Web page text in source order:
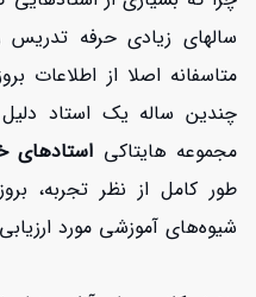
سالهای زیادی حرفه تدریس
متاسفانه اصلا از اطلاعات
چندین ساله یک استاد
مجموعه‌ هایتاکی استادهای
طور کامل از نظر تجربه،
شیوه‌های آموزشی مورد